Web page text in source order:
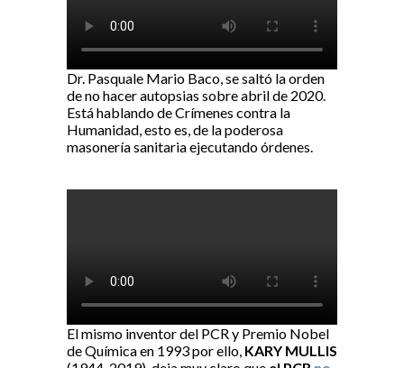
Dr. Pasquale Mario Baco, se saltó la orden
de no hacer autopsias sobre abril de 2020.
Está hablando de Crímenes contra la
Humanidad, esto es, de la poderosa
masonería sanitaria ejecutando órdenes.
El mismo inventor del PCR y Premio Nobel
de Química en 1993 por ello, KARY MULLIS